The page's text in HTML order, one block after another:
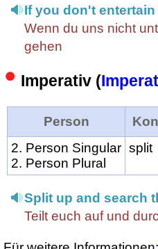
If you don't
Wenn du uns nicht
gehen
Imperativ (
Person
2. Person Singular
2. Person Plural
split
Split up and search
Teilt euch auf und